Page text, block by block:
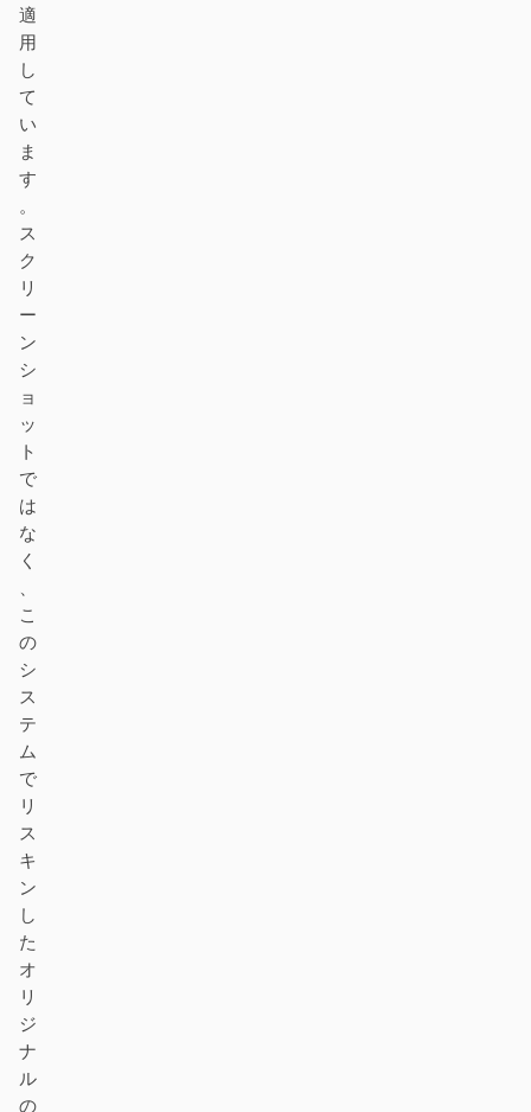
適
用
し
て
い
ま
す
。
ス
ク
リ
ー
ン
シ
ョ
ッ
ト
で
は
な
く
、
こ
の
シ
ス
テ
ム
で
リ
ス
キ
ン
し
た
オ
リ
ジ
ナ
ル
の